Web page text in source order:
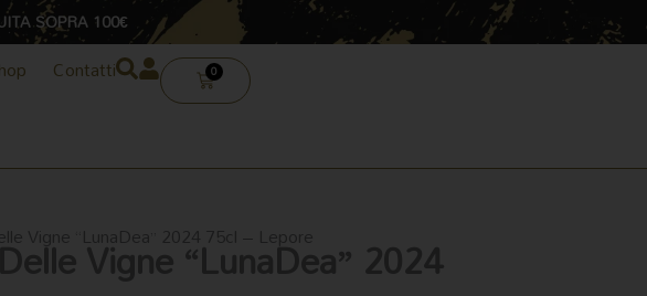
SOPRA 100€
Contatti 0
CARRELLO
Vigne “LunaDea” 2024